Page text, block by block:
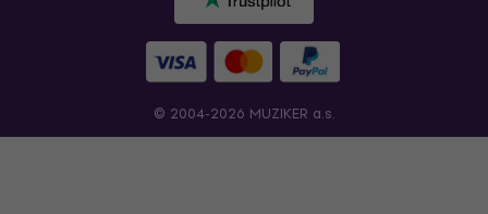
© 2004-2026 MUZIKER a.s.